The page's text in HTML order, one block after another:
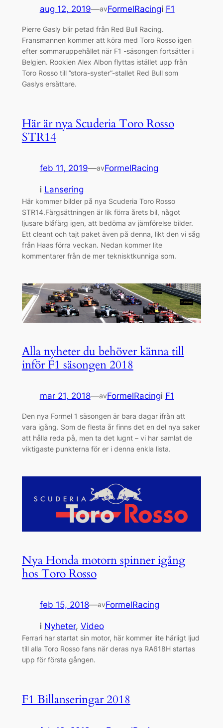
aug 12, 2019—avFormelRacingi F1
Pierre Gasly blir petad från Red Bull Racing.
Fransmannen kommer att köra med Toro Rosso igen
efter sommaruppehållet när F1 -säsongen fortsätter i
Belgien. Rookien Alex Albon flyttas istället upp från
Toro Rosso till ”stora-syster”-stallet Red Bull som
Gaslys ersättare.
Här är nya Scuderia Toro Rosso
STR14
feb 11, 2019—avFormelRacing
i Lansering
Här kommer bilder på nya Scuderia Toro Rosso
STR14.Färgsättningen är lik förra årets bil, något
ljusare blåfärg igen, att bedöma av jämförelse bilder.
Ett cleant och tajt paket även på denna, likt den vi såg
från Haas förra veckan. Nedan kommer lite
kommentarer från de mer teknisktkunniga som.
Alla nyheter du behöver känna till
inför F1 säsongen 2018
mar 21, 2018—avFormelRacingi F1
Den nya Formel 1 säsongen är bara dagar ifrån att
vara igång. Som de flesta år finns det en del nya saker
att hålla reda på, men ta det lugnt – vi har samlat de
viktigaste punkterna för er i denna enkla lista.
Nya Honda motorn spinner igång
hos Toro Rosso
feb 15, 2018—avFormelRacing
i Nyheter, Video
Ferrari har startat sin motor, här kommer lite härligt ljud
till alla Toro Rosso fans när deras nya RA618H startas
upp för första gången.
F1 Billanseringar 2018